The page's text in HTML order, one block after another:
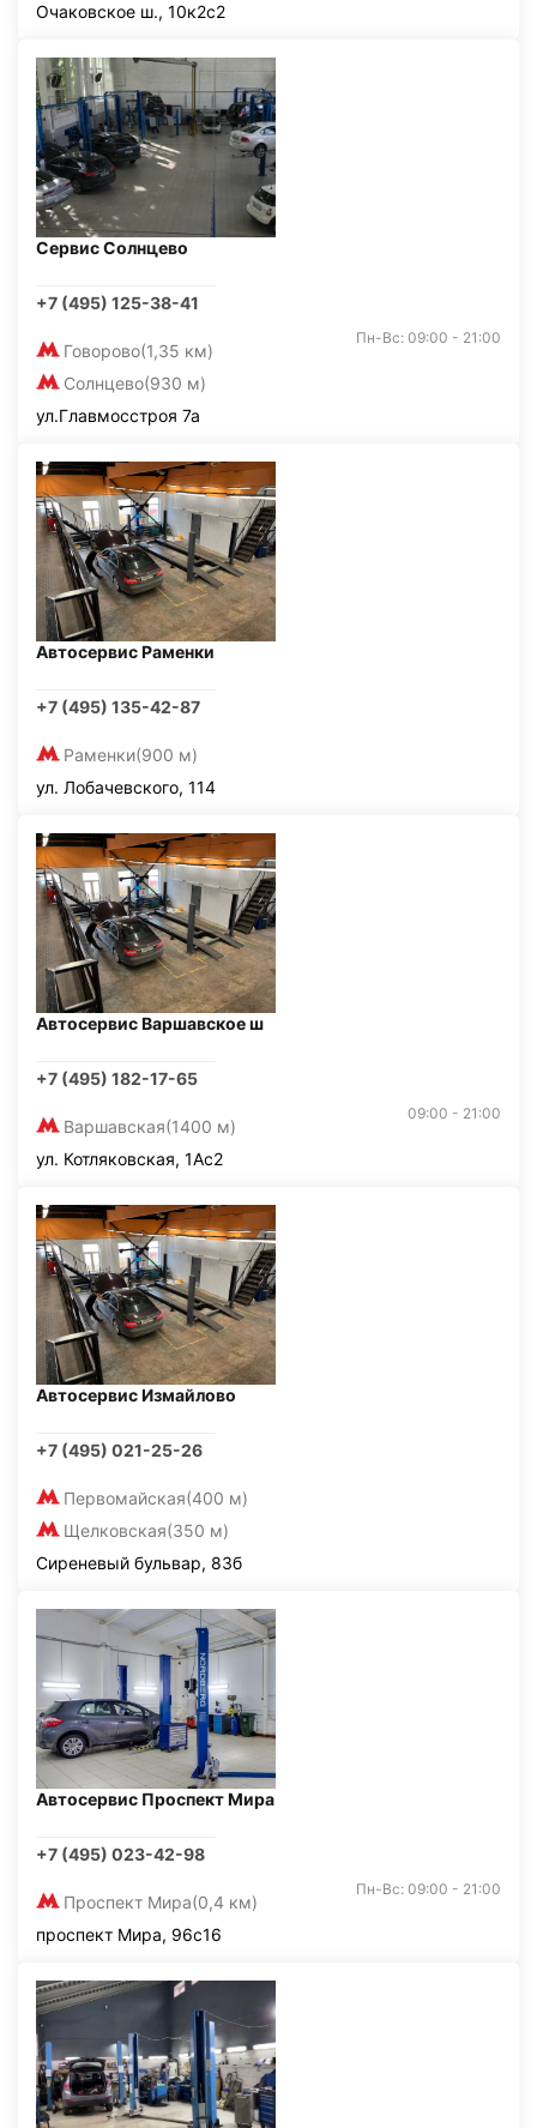
Очаковское ш., 10к2с2
Сервис Солнцево
+7 (495) 125-38-41
Говорово(1,35 км)
Солнцево(930 м)
Пн-Вс: 09:00 - 21:00
ул.Главмосстроя 7а
Автосервис Раменки
+7 (495) 135-42-87
Раменки(900 м)
ул. Лобачевского, 114
Автосервис Варшавское ш
+7 (495) 182-17-65
Варшавская(1400 м)
09:00 - 21:00
ул. Котляковская, 1Ас2
Автосервис Измайлово
+7 (495) 021-25-26
Первомайская(400 м)
Щелковская(350 м)
Сиреневый бульвар, 83б
Автосервис Проспект Мира
+7 (495) 023-42-98
Проспект Мира(0,4 км)
Пн-Вс: 09:00 - 21:00
проспект Мира, 96с16